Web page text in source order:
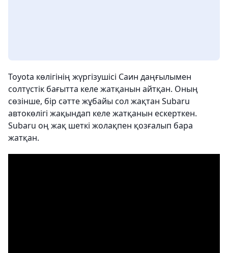
Toyota көлігінің жүргізушісі Саин даңғылымен
солтүстік бағытта келе жатқанын айтқан. Оның
сөзінше, бір сәтте жұбайы сол жақтан Subaru
автокөлігі жақындап келе жатқанын ескерткен.
Subaru оң жақ шеткі жолақпен қозғалып бара
жатқан.